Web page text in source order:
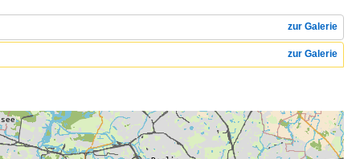
zur Galerie
zur Galerie